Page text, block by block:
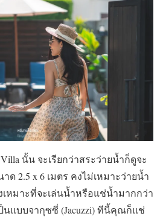
นั้น จะเรียกว่าสระว่ายน้ำก็ดูจะ
ด 2.5 x 6 เมตร คงไม่เหมาะว่ายน้ำ
หมาะที่จะเล่นน้ำหรือแช่น้ำมากกว่า
นแบบจากุซซี่ (Jacuzzi) ทีนี้คุณก็แช่